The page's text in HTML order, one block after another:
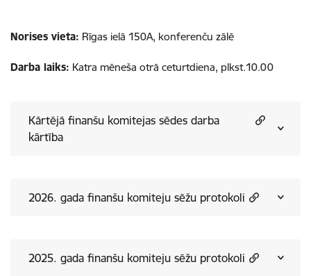
Norises vieta: Rīgas ielā 150A, konferenču zālē
Darba laiks: Katra mēneša otrā ceturtdiena, plkst.10.00
Kārtējā finanšu komitejas sēdes darba
kārtība
2026. gada finanšu komiteju sēžu protokoli
2025. gada finanšu komiteju sēžu protokoli